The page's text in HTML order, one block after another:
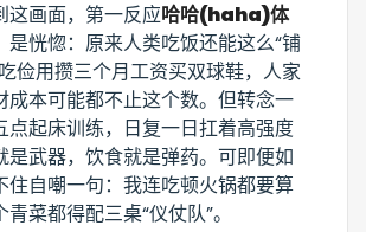
这画面，第一反应哈哈(haha)体
是恍惚：原来人类吃饭还能这么“铺
俭用攒三个月工资买双球鞋，人家
成本可能都不止这个数。但转念一
点起床训练，日复一日扛着高强度
是武器，饮食就是弹药。可即便如
住自嘲一句：我连吃顿火锅都要算
菜都得配三桌“仪仗队”。